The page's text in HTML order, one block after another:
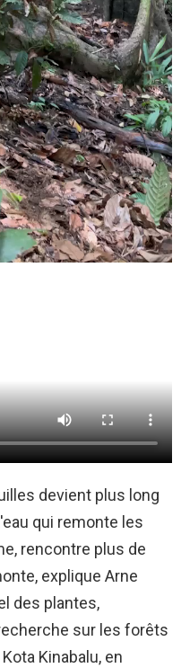
devient plus long
qui remonte les
rencontre plus de
explique Arne
des plantes,
sur les forêts
Kinabalu, en